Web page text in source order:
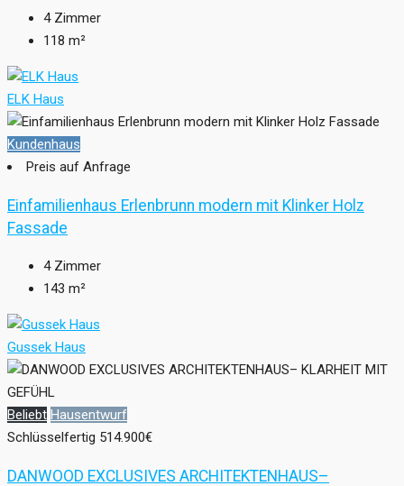
4 Zimmer
118 m²
ELK Haus
Kundenhaus
Preis auf Anfrage
Einfamilienhaus Erlenbrunn modern mit Klinker Holz
Fassade
4 Zimmer
143 m²
Gussek Haus
Beliebt Hausentwurf
Schlüsselfertig 514.900€
DANWOOD EXCLUSIVES ARCHITEKTENHAUS–